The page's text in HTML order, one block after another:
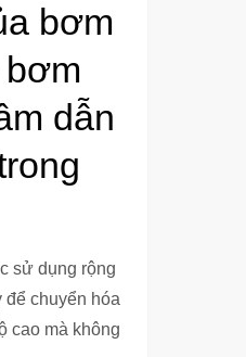
bơm
dẫn
sử dụng rộng
để chuyển hóa
cao mà không